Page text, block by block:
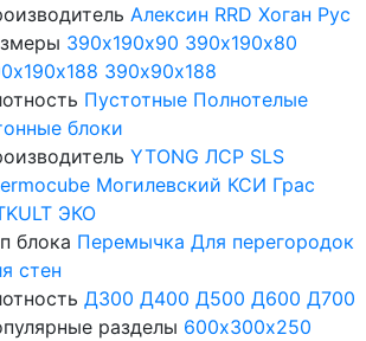
Алексин RRD Хоган Рус
390х190х90 390х190х80
390х90х188
Пустотные Полнотелые
блоки
YTONG ЛСР SLS
Могилевский КСИ Грас
ЭКО
блока Перемычка Для перегородок
стен
Д300 Д400 Д500 Д600 Д700
разделы 600х300х250